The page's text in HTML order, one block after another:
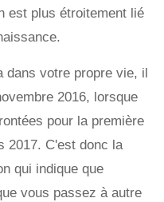
est plus étroitement lié
dans votre propre vie, il
2016, lorsque
pour la première
2017. C'est donc la
qui indique que
vous passez à autre